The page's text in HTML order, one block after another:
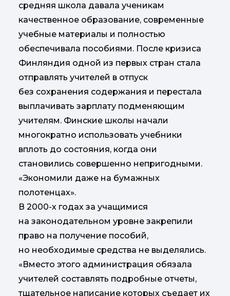
средняя школа давала ученикам
качественное образование, современные
учебные материалы и полностью
обеспечивала пособиями. После кризиса
Финляндия одной из первых стран стала
отправлять учителей в отпуск
без сохранения содержания и перестала
выплачивать зарплату подменяющим
учителям. Финские школы начали
многократно использовать учебники
вплоть до состояния, когда они
становились совершенно непригодными.
«Экономили даже на бумажных
полотенцах».
В 2000-х годах за учащимися
на законодательном уровне закрепили
право на получение пособий,
но необходимые средства не выделялись.
«Вместо этого администрация обязала
учителей составлять подробные отчеты,
тщательное написание которых съедает их